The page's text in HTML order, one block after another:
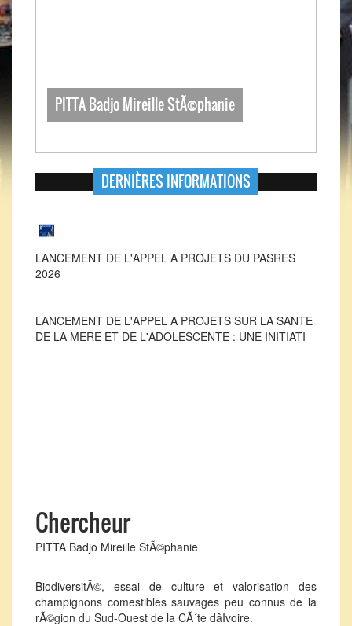
PITTA Badjo Mireille StÃ©phanie
DERNIÈRES INFORMATIONS
LANCEMENT DE L'APPEL A PROJETS DU PASRES
Chercheur
PITTA Badjo Mireille StÃ©phanie
BiodiversitÃ©, essai de culture et valorisation des
champignons comestibles sauvages peu connus de la
rÃ©gion du Sud-Ouest de la CÃ´te dâIvoire.